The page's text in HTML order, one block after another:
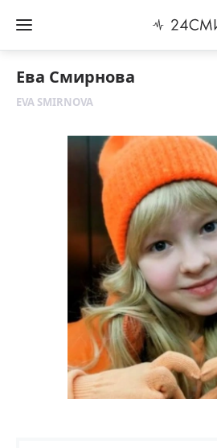
Ева Смирнова
EVA SMIRNOVA